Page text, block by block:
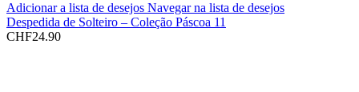
Adicionar a lista de desejos Navegar na lista de desejos
Despedida de Solteiro – Coleção Páscoa 11
CHF24.90